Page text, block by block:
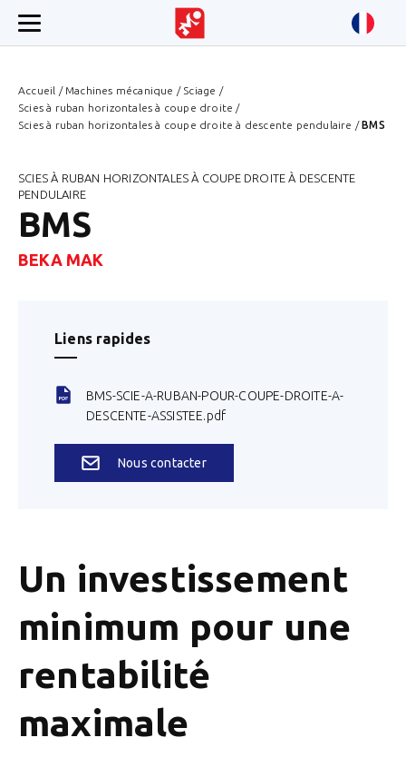
Accueil / Machines mécanique / Sciage /
Scies à ruban horizontales à coupe droite /
Scies à ruban horizontales à coupe droite à descente pendulaire /BMS
Un investissement
minimum pour une
rentabilité
maximale
SCIES À RUBAN HORIZONTALES À COUPE DROITE À DESCENTE
PENDULAIRE
BMS
BEKA MAK
Liens rapides
BMS-SCIE-A-RUBAN-POUR-COUPE-DROITE-A-
DESCENTE-ASSISTEE.pdf
Nous contacter